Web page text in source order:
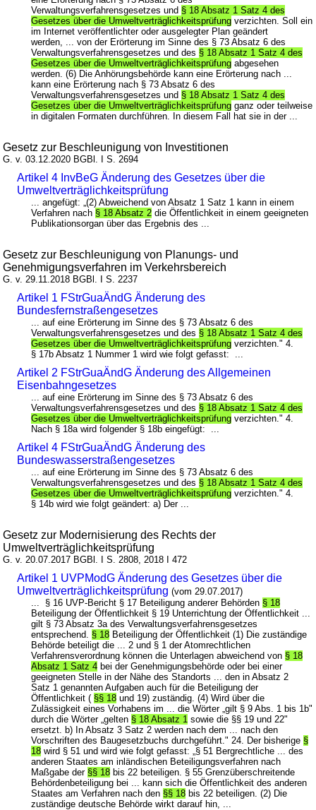
Verwaltungsverfahrensgesetzes und § 18 Absatz 1 Satz 4 des
Gesetzes über die Umweltverträglichkeitsprüfung verzichten. Soll ein
im Internet veröffentlichter oder ausgelegter Plan geändert
werden, ... von der Erörterung im Sinne des § 73 Absatz 6 des
Verwaltungsverfahrensgesetzes und des § 18 Absatz 1 Satz 4 des
Gesetzes über die Umweltverträglichkeitsprüfung abgesehen
werden. (6) Die Anhörungsbehörde kann eine Erörterung nach ...
kann eine Erörterung nach § 73 Absatz 6 des
Verwaltungsverfahrensgesetzes und § 18 Absatz 1 Satz 4 des
Gesetzes über die Umweltverträglichkeitsprüfung ganz oder teilweise
in digitalen Formaten durchführen. In diesem Fall hat sie in der ...
Gesetz zur Beschleunigung von Investitionen
G. v. 03.12.2020 BGBl. I S. 2694
Artikel 4 InvBeG Änderung des Gesetzes über die
Umweltverträglichkeitsprüfung
... angefügt: „(2) Abweichend von Absatz 1 Satz 1 kann in einem
Verfahren nach § 18 Absatz 2 die Öffentlichkeit in einem geeigneten
Publikationsorgan über das Ergebnis des ...
Gesetz zur Beschleunigung von Planungs- und
Genehmigungsverfahren im Verkehrsbereich
G. v. 29.11.2018 BGBl. I S. 2237
Artikel 1 FStrGuaÄndG Änderung des
Bundesfernstraßengesetzes
... auf eine Erörterung im Sinne des § 73 Absatz 6 des
Verwaltungsverfahrensgesetzes und des § 18 Absatz 1 Satz 4 des
Gesetzes über die Umweltverträglichkeitsprüfung verzichten." 4.
§ 17b Absatz 1 Nummer 1 wird wie folgt gefasst: ...
Artikel 2 FStrGuaÄndG Änderung des Allgemeinen
Eisenbahngesetzes
... auf eine Erörterung im Sinne des § 73 Absatz 6 des
Verwaltungsverfahrensgesetzes und des § 18 Absatz 1 Satz 4 des
Gesetzes über die Umweltverträglichkeitsprüfung verzichten." 4.
Nach § 18a wird folgender § 18b eingefügt: ...
Artikel 4 FStrGuaÄndG Änderung des
Bundeswasserstraßengesetzes
... auf eine Erörterung im Sinne des § 73 Absatz 6 des
Verwaltungsverfahrensgesetzes und des § 18 Absatz 1 Satz 4 des
Gesetzes über die Umweltverträglichkeitsprüfung verzichten." 4.
§ 14b wird wie folgt geändert: a) Der ...
Gesetz zur Modernisierung des Rechts der
Umweltverträglichkeitsprüfung
G. v. 20.07.2017 BGBl. I S. 2808, 2018 I 472
Artikel 1 UVPModG Änderung des Gesetzes über die
Umweltverträglichkeitsprüfung (vom 29.07.2017)
... § 16 UVP-Bericht § 17 Beteiligung anderer Behörden § 18
Beteiligung der Öffentlichkeit § 19 Unterrichtung der Öffentlichkeit ...
gilt § 73 Absatz 3a des Verwaltungsverfahrensgesetzes
entsprechend. § 18 Beteiligung der Öffentlichkeit (1) Die zuständige
Behörde beteiligt die ... 2 und § 1 der Atomrechtlichen
Verfahrensverordnung können die Unterlagen abweichend von § 18
Absatz 1 Satz 4 bei der Genehmigungsbehörde oder bei einer
geeigneten Stelle in der Nähe des Standorts ... den in Absatz 2
Satz 1 genannten Aufgaben auch für die Beteiligung der
Öffentlichkeit ( §§ 18 und 19) zuständig. (4) Wird über die
Zulässigkeit eines Vorhabens im ... die Wörter „gilt § 9 Abs. 1 bis 1b"
durch die Wörter „gelten § 18 Absatz 1 sowie die §§ 19 und 22"
ersetzt. b) In Absatz 3 Satz 2 werden nach dem ... nach den
Vorschriften des Baugesetzbuchs durchgeführt." 24. Der bisherige §
18 wird § 51 und wird wie folgt gefasst: „§ 51 Bergrechtliche ... des
anderen Staates am inländischen Beteiligungsverfahren nach
Maßgabe der §§ 18 bis 22 beteiligen. § 55 Grenzüberschreitende
Behördenbeteiligung bei ... kann sich die Öffentlichkeit des anderen
Staates am Verfahren nach den §§ 18 bis 22 beteiligen. (2) Die
zuständige deutsche Behörde wirkt darauf hin, ...